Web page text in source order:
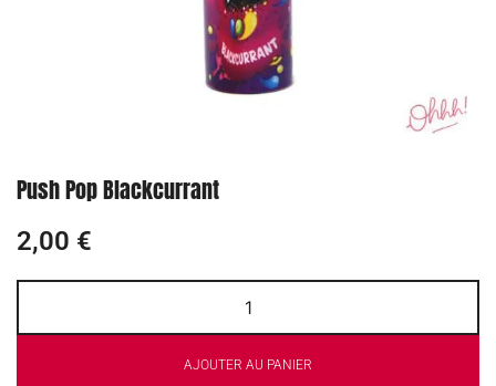
Push Pop Blackcurrant
2,00 €
AJOUTER AU PANIER